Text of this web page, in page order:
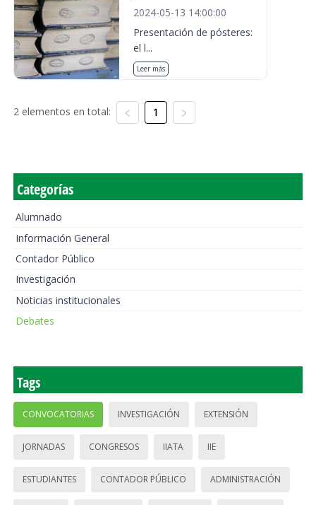
2024-05-13 14:00:00
Presentación de pósteres:
el l...
Leer más
2 elementos en total: 1
Categorías
Alumnado
Información General
Contador Público
Investigación
Noticias institucionales
Debates
Tags
CONVOCATORIAS INVESTIGACIÓN EXTENSIÓN
JORNADAS CONGRESOS IIATA IIE
ESTUDIANTES CONTADOR PÚBLICO ADMINISTRACIÓN